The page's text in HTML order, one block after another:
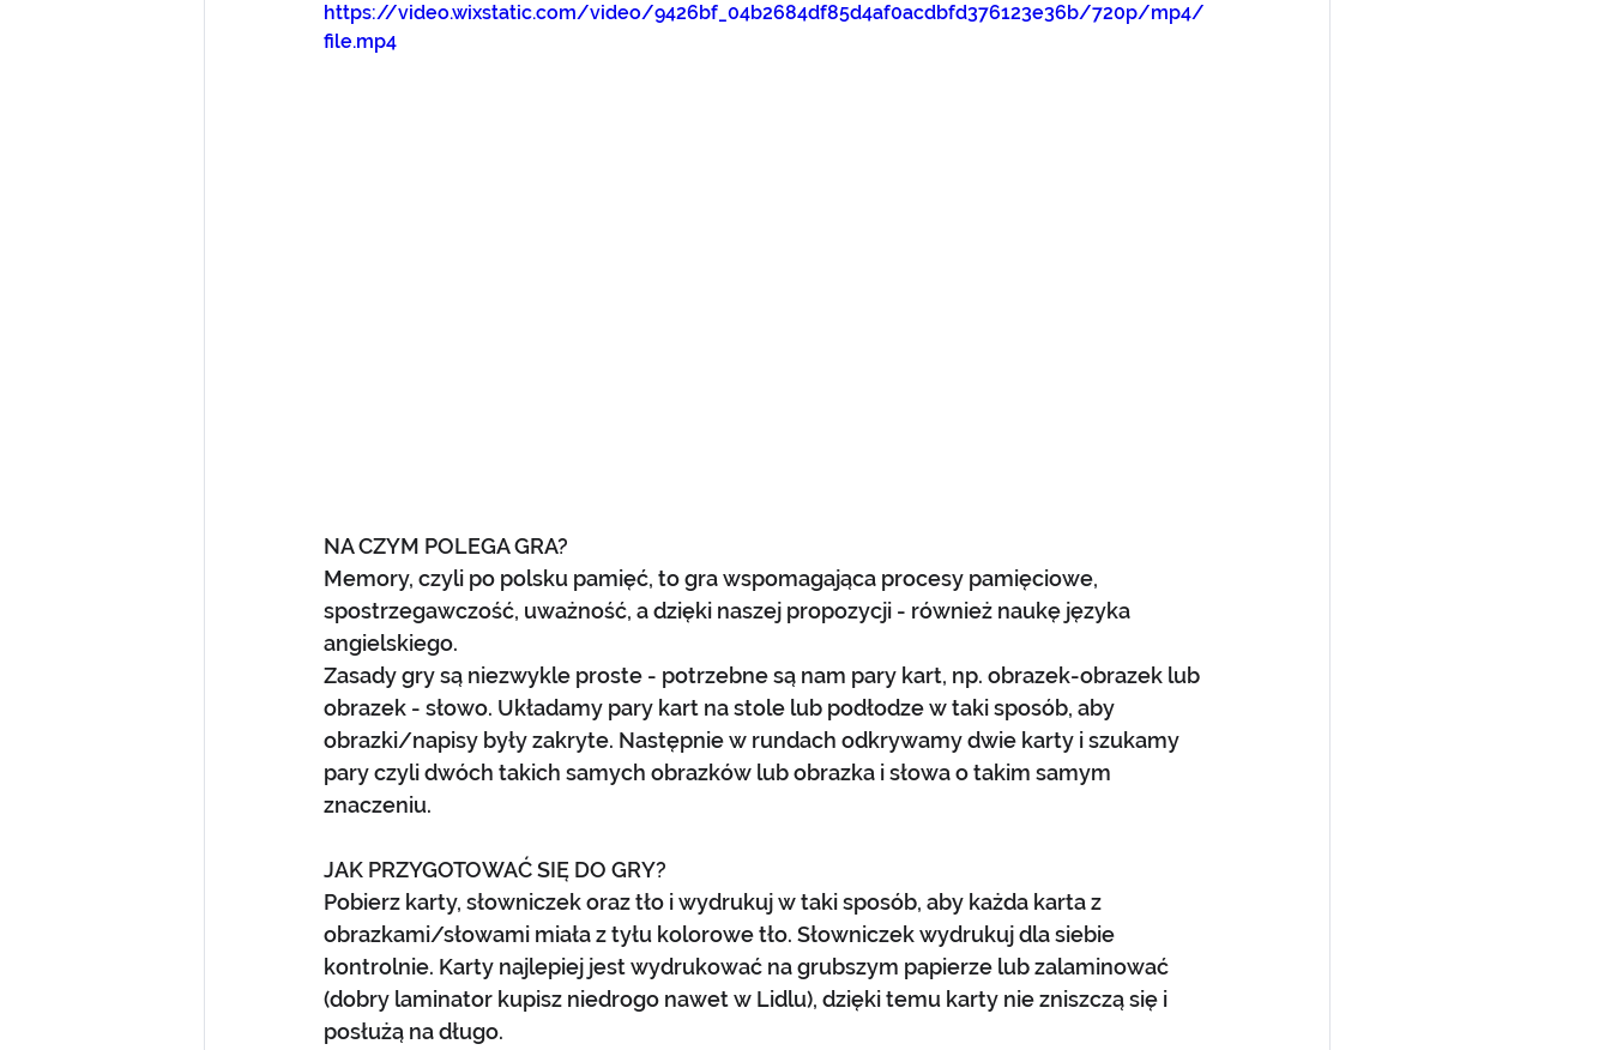
https://video.wixstatic.com/video/9426bf_04b2684df85d4af0acdbfd376123e36b/720p/mp4/
file.mp4
NA CZYM POLEGA GRA?
Memory, czyli po polsku pamięć, to gra wspomagająca procesy pamięciowe,
spostrzegawczość, uważność, a dzięki naszej propozycji - również naukę języka
angielskiego.
Zasady gry są niezwykle proste - potrzebne są nam pary kart, np. obrazek-obrazek lub
obrazek - słowo. Układamy pary kart na stole lub podłodze w taki sposób, aby
obrazki/napisy były zakryte. Następnie w rundach odkrywamy dwie karty i szukamy
pary czyli dwóch takich samych obrazków lub obrazka i słowa o takim samym
znaczeniu.
JAK PRZYGOTOWAĆ SIĘ DO GRY?
Pobierz karty, słowniczek oraz tło i wydrukuj w taki sposób, aby każda karta z
obrazkami/słowami miała z tyłu kolorowe tło. Słowniczek wydrukuj dla siebie
kontrolnie. Karty najlepiej jest wydrukować na grubszym papierze lub zalaminować
(dobry laminator kupisz niedrogo nawet w Lidlu), dzięki temu karty nie zniszczą się i
posłużą na długo.